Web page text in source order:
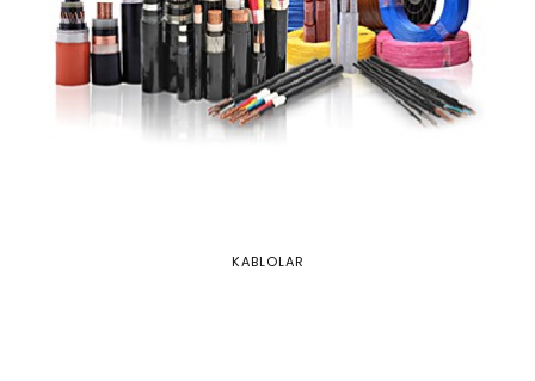
KABLOLAR